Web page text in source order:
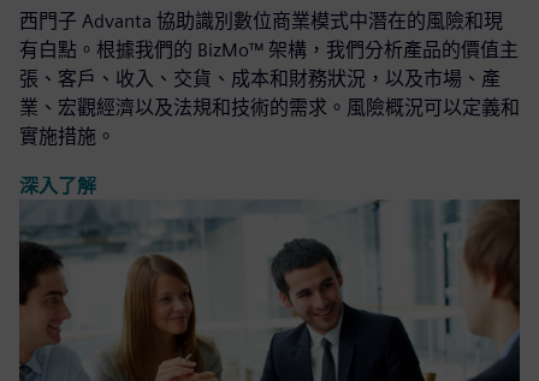
西門子 Advanta 協助識別數位商業模式中潛在的風險和現
有白點。根據我們的 BizMo™ 架構，我們分析產品的價值主
張、客戶、收入、交貨、成本和財務狀況，以及市場、產
業、宏觀經濟以及法規和技術的需求。風險概況可以定義和
實施措施。
深入了解